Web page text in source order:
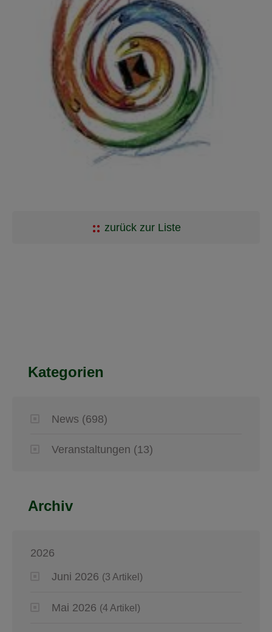
zurück zur Liste
Kategorien
News (698)
Veranstaltungen (13)
Archiv
2026
Juni 2026 (3 Artikel)
Mai 2026 (4 Artikel)